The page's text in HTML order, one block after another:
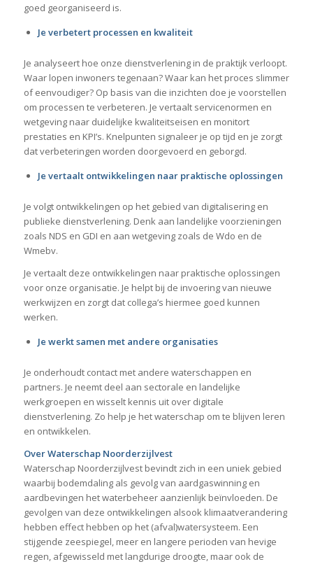
goed georganiseerd is.
Je verbetert processen en kwaliteit
Je analyseert hoe onze dienstverlening in de praktijk verloopt.
Waar lopen inwoners tegenaan? Waar kan het proces slimmer
of eenvoudiger? Op basis van die inzichten doe je voorstellen
om processen te verbeteren. Je vertaalt servicenormen en
wetgeving naar duidelijke kwaliteitseisen en monitort
prestaties en KPI’s. Knelpunten signaleer je op tijd en je zorgt
dat verbeteringen worden doorgevoerd en geborgd.
Je vertaalt ontwikkelingen naar praktische oplossingen
Je volgt ontwikkelingen op het gebied van digitalisering en
publieke dienstverlening. Denk aan landelijke voorzieningen
zoals NDS en GDI en aan wetgeving zoals de Wdo en de
Wmebv.
Je vertaalt deze ontwikkelingen naar praktische oplossingen
voor onze organisatie. Je helpt bij de invoering van nieuwe
werkwijzen en zorgt dat collega’s hiermee goed kunnen
werken.
Je werkt samen met andere organisaties
Je onderhoudt contact met andere waterschappen en
partners. Je neemt deel aan sectorale en landelijke
werkgroepen en wisselt kennis uit over digitale
dienstverlening. Zo help je het waterschap om te blijven leren
en ontwikkelen.
Over Waterschap Noorderzijlvest
Waterschap Noorderzijlvest bevindt zich in een uniek gebied
waarbij bodemdaling als gevolg van aardgaswinning en
aardbevingen het waterbeheer aanzienlijk beïnvloeden. De
gevolgen van deze ontwikkelingen alsook klimaatverandering
hebben effect hebben op het (afval)watersysteem. Een
stijgende zeespiegel, meer en langere perioden van hevige
regen, afgewisseld met langdurige droogte, maar ook de